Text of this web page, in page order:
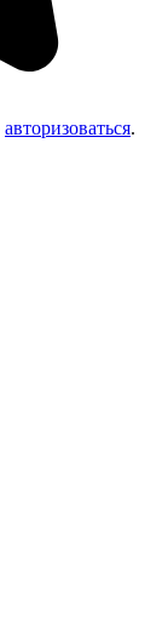
авторизоваться.